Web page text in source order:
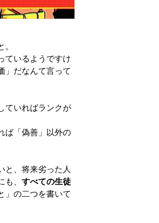
ているようですけ
」だなんて言って
ていればランクが
ば「偽善」以外の
と、将来劣った人
、 すべての生徒
」の二つを書いて